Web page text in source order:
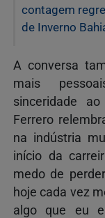
contagem
de Inverno
A conversa
mais
sinceridade
Ferrero
na indústria
início da
medo de
hoje cada vez
algo que eu